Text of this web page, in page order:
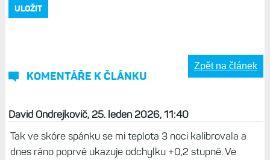
KOMENTÁŘE K ČLÁNKU
Zpět na článek
David Ondrejkovič, 25. leden 2026, 11:40
Tak ve skóre spánku se mi teplota 3 noci kalibrovala a
dnes ráno poprvé ukazuje odchylku +0,2 stupně. Ve